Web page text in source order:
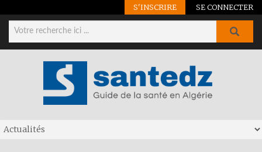
S'INSCRIRE SE CONNECTER